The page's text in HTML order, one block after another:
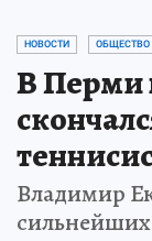
НОВОСТИ ОБЩЕСТВО
В Перми
Владимир